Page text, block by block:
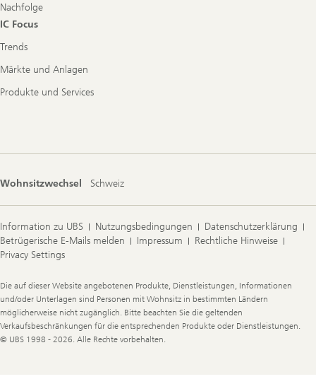
Nachfolge
IC Focus
Trends
Märkte und Anlagen
Produkte und Services
Wohnsitzwechsel Schweiz
Information zu UBS Nutzungsbedingungen
Datenschutzerklärung
Betrügerische E-Mails melden
Impressum
Rechtliche Hinweise
Privacy Settings
Legal
Information
Die auf dieser Website angebotenen Produkte, Dienstleistungen, Informationen
und/oder Unterlagen sind Personen mit Wohnsitz in bestimmten Ländern
möglicherweise nicht zugänglich. Bitte beachten Sie die geltenden
Verkaufsbeschränkungen für die entsprechenden Produkte oder Dienstleistungen.
© UBS 1998 - 2026. Alle Rechte vorbehalten.